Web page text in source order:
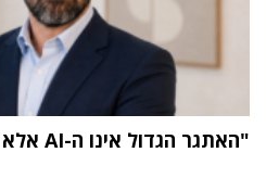
"האתגר הגדול אינו ה-AI אלא הטמעתה בארגון"